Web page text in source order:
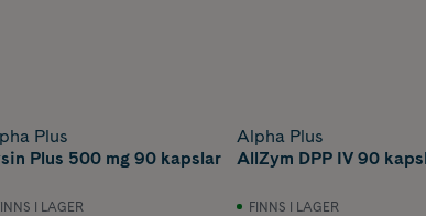
Plus
Plus 500 mg 90 kapslar
I LAGER
Alpha Plus
AllZym DPP IV 90
FINNS I LAGER